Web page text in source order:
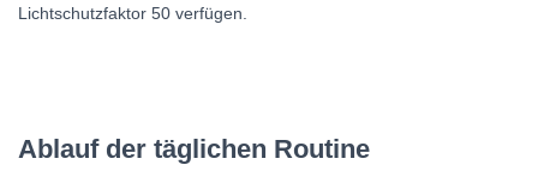
Lichtschutzfaktor 50 verfügen.
Ablauf der täglichen Routine